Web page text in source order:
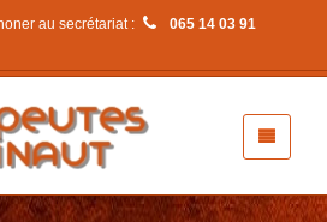
au secrétariat : 065 14 03 91